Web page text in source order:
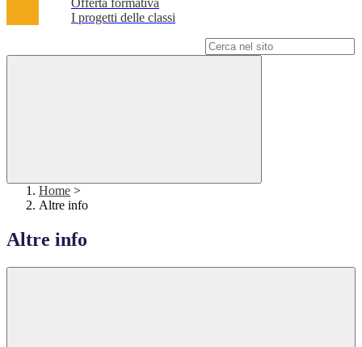
Offerta formativa
I progetti delle classi
Home >
Altre info
Altre info